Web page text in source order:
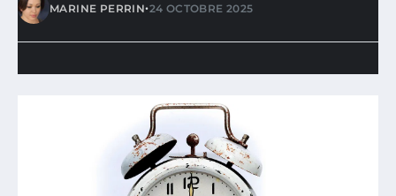
MARINE PERRIN•24 OCTOBRE 2025